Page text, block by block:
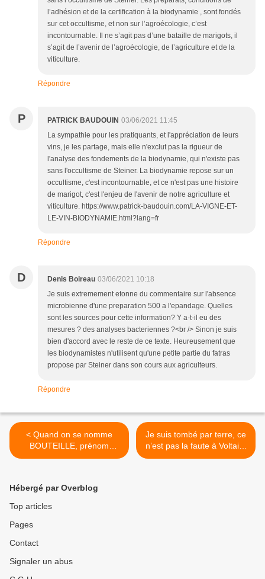
l’adhésion et de la certification à la biodynamie , sont fondés
sur cet occultisme, et non sur l’agroécologie, c’est
incontournable. Il ne s’agit pas d’une bataille de marigots, il
s’agit de l’avenir de l’agroécologie, de l’agriculture et de la
viticulture.
Répondre
P PATRICK BAUDOUIN 03/06/2021 11:45
La sympathie pour les pratiquants, et l'appréciation de leurs
vins, je les partage, mais elle n'exclut pas la rigueur de
l'analyse des fondements de la biodynamie, qui n'existe pas
sans l'occultisme de Steiner. La biodynamie repose sur un
occultisme, c'est incontournable, et ce n'est pas une histoire
de marigot, c'est l'enjeu de l'avenir de notre agriculture et
viticulture. https://www.patrick-baudouin.com/LA-VIGNE-ET-
LE-VIN-BIODYNAMIE.html?lang=fr
Répondre
D Denis Boireau 03/06/2021 10:18
Je suis extremement etonne du commentaire sur l'absence
microbienne d'une preparation 500 a l'epandage. Quelles
sont les sources pour cette information? Y a-t-il eu des
mesures ? des analyses bacteriennes ?<br /> Sinon je suis
bien d'accord avec le reste de ce texte. Heureusement que
les biodynamistes n'utilisent qu'une petite partie du fatras
propose par Steiner dans son cours aux agriculteurs.
Répondre
< Quand on se nomme
BOUTEILLE, prénom
Romain, on aimait le VIN
Je suis tombé par terre, ce
n’est pas la faute à Voltaire
mais à mon vélo >
Hébergé par Overblog
Top articles
Pages
Contact
Signaler un abus